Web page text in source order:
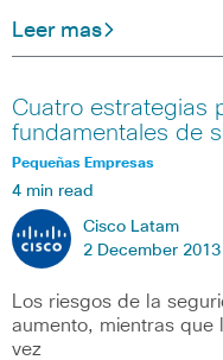
Leer mas
Cuatro estrategias
fundamentales de
Pequeñas Empresas
4 min read
Cisco Latam
2 December
Los riesgos de la
aumento, mientras que
vez